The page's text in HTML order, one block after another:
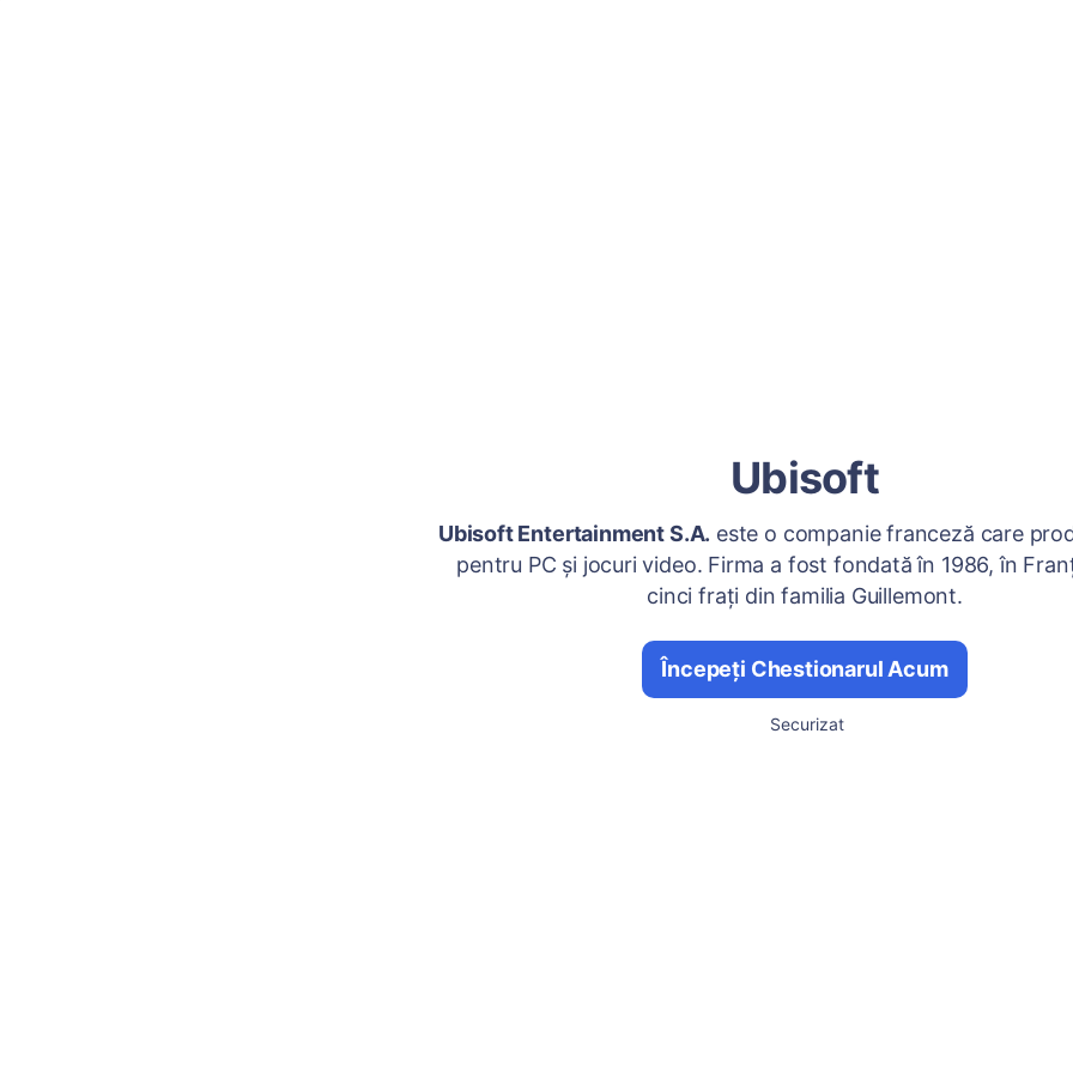
Ubisoft
Ubisoft Entertainment S.A. este o companie franceză care
pentru PC și jocuri video. Firma a fost fondată în 1986, în
cinci frați din familia Guillemont.
Începeți Chestionarul Acum
Securizat